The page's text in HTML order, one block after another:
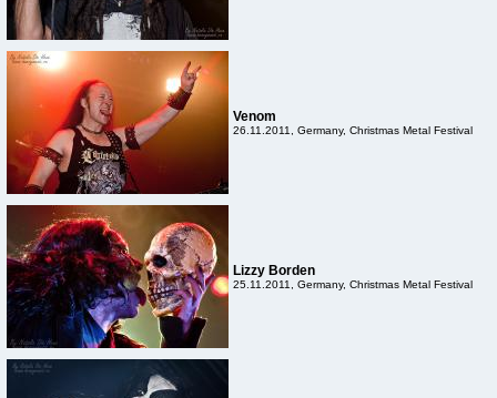
Venom
26.11.2011, Germany, Christmas Metal Festival
Lizzy Borden
25.11.2011, Germany, Christmas Metal Festival